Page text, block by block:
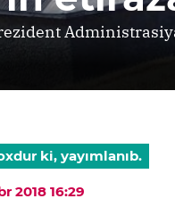
ki, yayımlanıb.
2018 16:29